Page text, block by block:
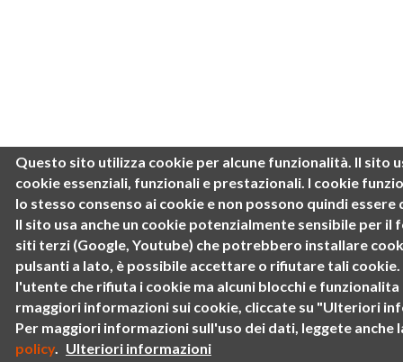
Questo sito utilizza cookie per alcune funzionalità. Il sito
cookie essenziali, funzionali e prestazionali. I cookie
lo stesso consenso ai cookie e non possono quindi
Il sito usa anche un cookie potenzialmente sensibile per
siti terzi (Google, Youtube) che potrebbero installare
pulsanti a lato, è possibile accettare o rifiutare tali cookie.
l'utente che rifiuta i cookie ma alcuni blocchi e
rmaggiori informazioni sui cookie, cliccate su "Ulteriori
Per maggiori informazioni sull'uso dei dati, leggete
policy. Ulteriori informazioni